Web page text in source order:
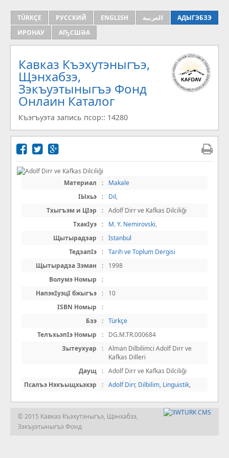
TÜRKÇE РУССКИЙ ENGLISH العربية
АДЫГЭБЗЭ
ИРОНАУ
АҦСШӘА
Кавказ Къэхутэныгъэ,
Щэнхабзэ,
Зэкъуэтыныгъэ Фонд
Онлаин Каталог
Къэгъуэта запись псор:: 14280
Материал :
Makale
IЫхьэ
: Dil,
Тхыгъэм и ЦIэр
: Adolf Dirr ve Kafkas Dilciliği
ТхакIуэ
: M. Y. Nemirovski,
Щытырадзар
: İstanbul
ТедзапIэ
: Tarih ve Toplum Dergisi
Щытырадза Зэман
:
1998
Волумэ Номыр
:
НапэкIуэцI бжыгъэ
:
10
ISBN Номыр
:
Бзэ
: Türkçe
ТелъхьэпIэ Номыр
:
DG.M.TR.000684
Зытеухуар
: Alman Dilbilimci Adolf Dirr ve
Kafkas Dilleri
Даущ
: Adolf Dirr ve Kafkas Dilciliği
Псалъэ Нэхъыщхьэхэр
: Adolf Dirr, Dilbilim, Linguistik,
© 2015 Кавказ Къэхутэныгъэ, Щэнхабзэ,
Зэкъуэтыныгъэ Фонд